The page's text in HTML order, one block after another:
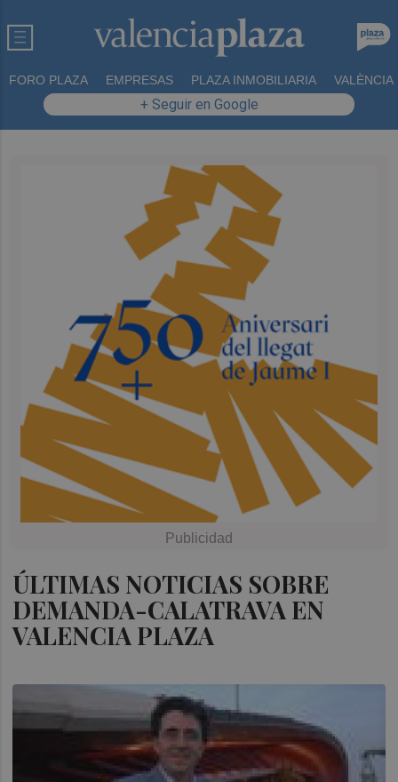
FORO PLAZA EMPRESAS PLAZA INMOBILIARIA VALÈNCIA
+ Seguir en Google
ÚLTIMAS NOTICIAS SOBRE
DEMANDA-CALATRAVA EN
VALENCIA PLAZA